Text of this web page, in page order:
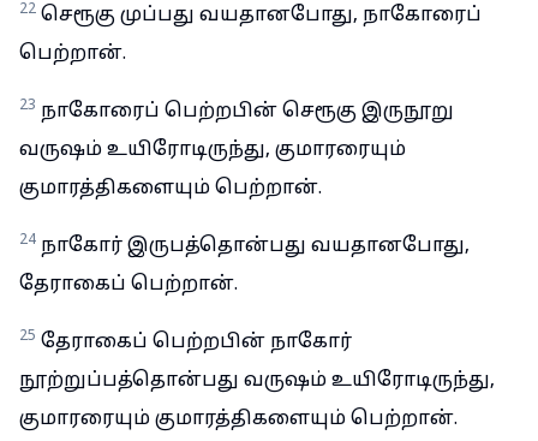
22 செரூகு முப்பது வயதானபோது, நாகோரைப்
பெற்றான்.
23 நாகோரைப் பெற்றபின் செரூகு இருநூறு
வருஷம் உயிரோடிருந்து, குமாரரையும்
குமாரத்திகளையும் பெற்றான்.
24 நாகோர் இருபத்தொன்பது வயதானபோது,
தேராகைப் பெற்றான்.
25 தேராகைப் பெற்றபின் நாகோர்
நூற்றுப்பத்தொன்பது வருஷம் உயிரோடிருந்து,
குமாரரையும் குமாரத்திகளையும் பெற்றான்.